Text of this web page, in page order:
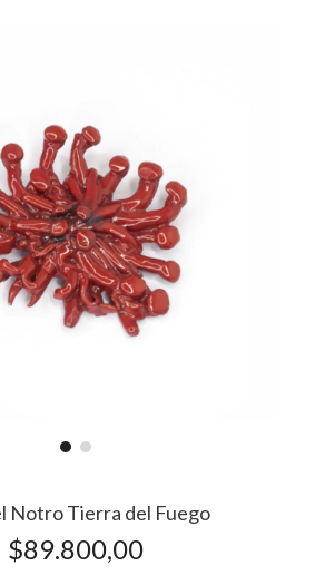
Notro Tierra del Fuego
$89.800,00